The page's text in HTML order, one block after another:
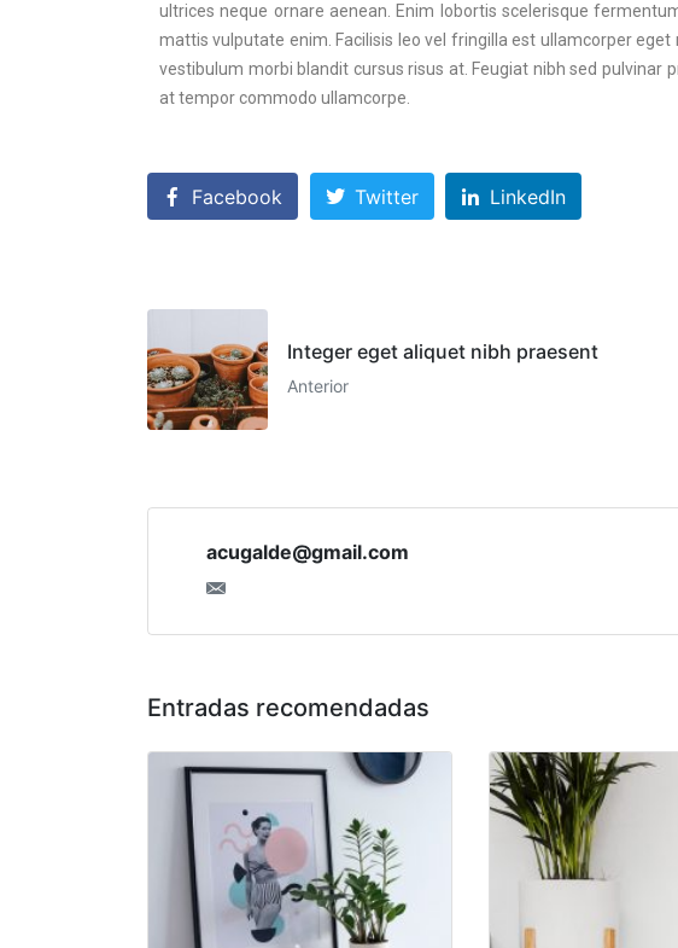
ultrices neque ornare aenean. Enim lobortis scelerisque
mattis vulputate enim. Facilisis leo vel fringilla est ullamcorper
vestibulum morbi blandit cursus risus at. Feugiat nibh sed
at tempor commodo ullamcorpe.
Facebook Twitter LinkedIn
Integer eget aliquet nibh praesent
Anterior
acugalde@gmail.com
Entradas recomendadas